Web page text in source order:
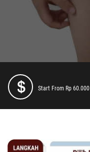
Start From Rp 60.000